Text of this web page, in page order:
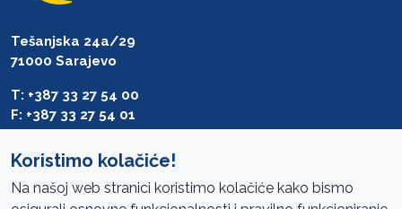
Tešanjska 24a/29
71000 Sarajevo
T: +387 33 27 54 00
F: +387 33 27 54 01
Koristimo kolačiće!
Na našoj web stranici koristimo kolačiće kako bismo